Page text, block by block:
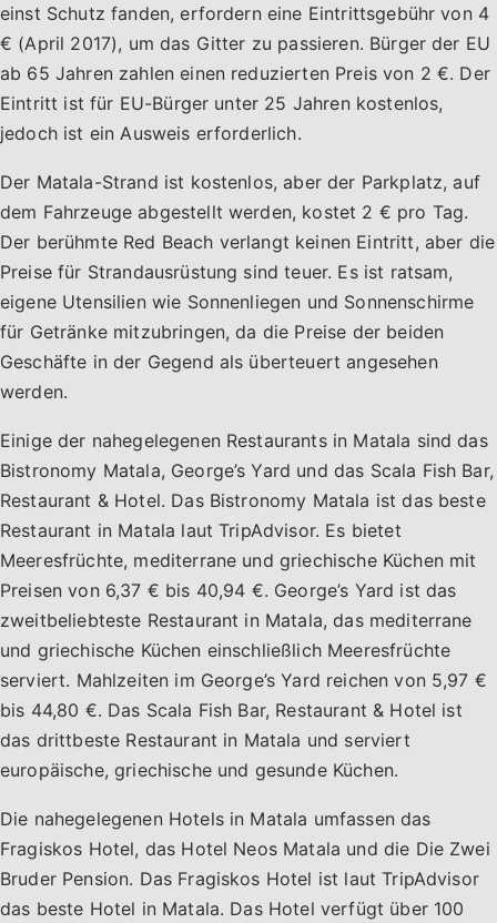
einst Schutz fanden, erfordern eine Eintrittsgebühr von 4
€ (April 2017), um das Gitter zu passieren. Bürger der EU
ab 65 Jahren zahlen einen reduzierten Preis von 2 €. Der
Eintritt ist für EU-Bürger unter 25 Jahren kostenlos,
jedoch ist ein Ausweis erforderlich.
Der Matala-Strand ist kostenlos, aber der Parkplatz, auf
dem Fahrzeuge abgestellt werden, kostet 2 € pro Tag.
Der berühmte Red Beach verlangt keinen Eintritt, aber die
Preise für Strandausrüstung sind teuer. Es ist ratsam,
eigene Utensilien wie Sonnenliegen und Sonnenschirme
für Getränke mitzubringen, da die Preise der beiden
Geschäfte in der Gegend als überteuert angesehen
werden.
Einige der nahegelegenen Restaurants in Matala sind das
Bistronomy Matala, George’s Yard und das Scala Fish Bar,
Restaurant & Hotel. Das Bistronomy Matala ist das beste
Restaurant in Matala laut TripAdvisor. Es bietet
Meeresfrüchte, mediterrane und griechische Küchen mit
Preisen von 6,37 € bis 40,94 €. George’s Yard ist das
zweitbeliebteste Restaurant in Matala, das mediterrane
und griechische Küchen einschließlich Meeresfrüchte
serviert. Mahlzeiten im George’s Yard reichen von 5,97 €
bis 44,80 €. Das Scala Fish Bar, Restaurant & Hotel ist
das drittbeste Restaurant in Matala und serviert
europäische, griechische und gesunde Küchen.
Die nahegelegenen Hotels in Matala umfassen das
Fragiskos Hotel, das Hotel Neos Matala und die Die Zwei
Bruder Pension. Das Fragiskos Hotel ist laut TripAdvisor
das beste Hotel in Matala. Das Hotel verfügt über 100